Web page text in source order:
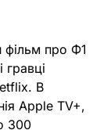
фільм про Ф1
В
Apple TV+,
300